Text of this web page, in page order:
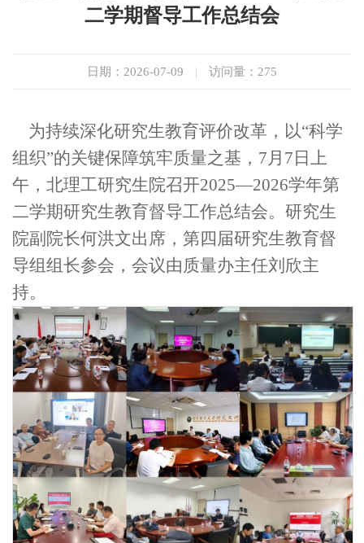
二学期督导工作总结会
日期：2026-07-09 | 访问量： 275
为持续深化研究生教育评价改革， 以“科学
组织”的关键保障筑牢质量之基 ， 7 月 7 日上
午， 北理工研究生院召开2025—2026学年第
二学期研究生教育督导工作总结会。 研究生
院副院长何洪文出席 ， 第四届研究生教育督
导组组长参会 ， 会议由 质量办主任刘欣主
持。